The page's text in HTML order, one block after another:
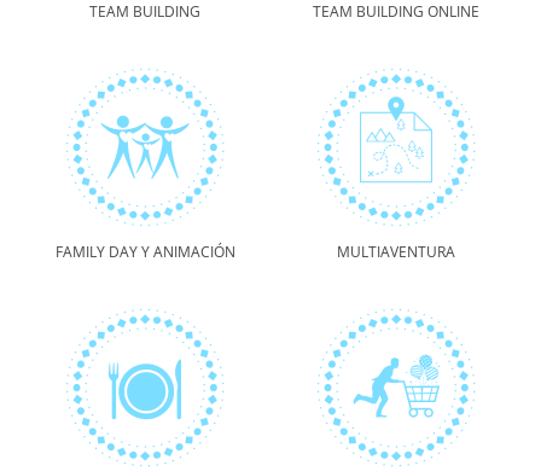
TEAM BUILDING TEAM BUILDING ONLINE
FAMILY DAY Y ANIMACIÓN MULTIAVENTURA